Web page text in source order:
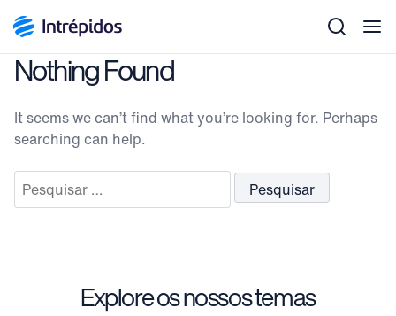
Nothing Found
It seems we can’t find what you’re looking for. Perhaps
searching can help.
Pesquisar
por:
Explore os nossos temas